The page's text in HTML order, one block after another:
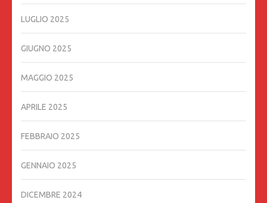
LUGLIO 2025
GIUGNO 2025
MAGGIO 2025
APRILE 2025
FEBBRAIO 2025
GENNAIO 2025
DICEMBRE 2024